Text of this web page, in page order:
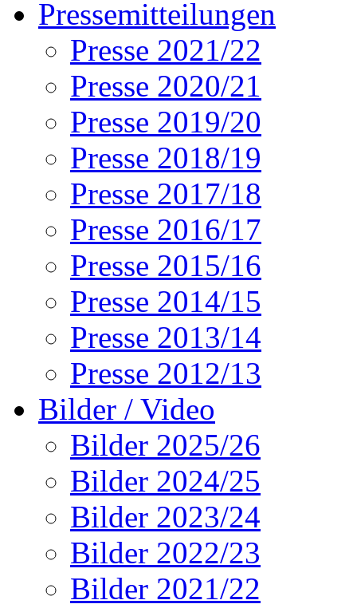
Pressemitteilungen
Presse 2021/22
Presse 2020/21
Presse 2019/20
Presse 2018/19
Presse 2017/18
Presse 2016/17
Presse 2015/16
Presse 2014/15
Presse 2013/14
Presse 2012/13
Bilder / Video
Bilder 2025/26
Bilder 2024/25
Bilder 2023/24
Bilder 2022/23
Bilder 2021/22